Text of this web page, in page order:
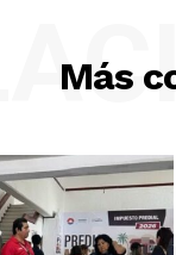
Más